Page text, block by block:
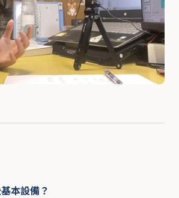
本設備？